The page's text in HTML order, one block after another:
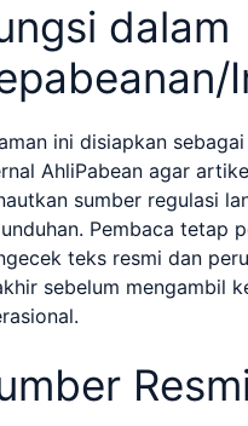
dalam
ini disiapkan
AhliPabean agar
sumber regulasi
Pembaca tetap
teks resmi dan
sebelum mengambil